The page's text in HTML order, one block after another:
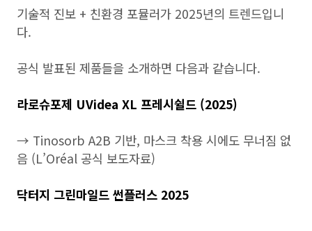
기술적 진보 + 친환경 포뮬러가 2025년의 트렌드입니
다.
공식 발표된 제품들을 소개하면 다음과 같습니다.
라로슈포제 UVidea XL 프레시쉴드 (2025)
→ Tinosorb A2B 기반, 마스크 착용 시에도 무너짐 없
음 (L’Oréal 공식 보도자료)
닥터지 그린마일드 썬플러스 2025